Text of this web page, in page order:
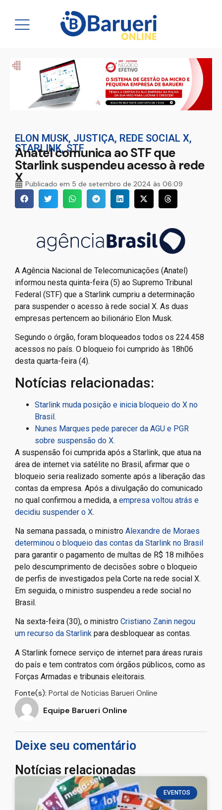
ELON MUSK, JUSTIÇA, REDE SOCIAL X,
STARLINK,STF
Anatel comunica ao STF que
Starlink suspendeu acesso à rede
X Publicado em 5 de setembro de 2024 às 06:09
A Agência Nacional de Telecomunicações (Anatel)
informou nesta quinta-feira (5) ao Supremo Tribunal
Federal (STF) que a Starlink cumpriu a determinação
para suspender o acesso à rede social X. As duas
empresas pertencem ao bilionário Elon Musk.
Segundo o órgão, foram bloqueados todos os 224.458
acessos no país. O bloqueio foi cumprido às 18h06
desta quarta-feira (4).
Notícias relacionadas:
Starlink muda posição e inicia bloqueio do X no
Brasil.
Nunes Marques pede parecer da AGU e PGR
sobre suspensão do X.
A suspensão foi cumprida após a Starlink, que atua na
área de internet via satélite no Brasil, afirmar que o
bloqueio seria realizado somente após a liberação das
contas da empresa. Após a divulgação do comunicado
no qual confirmou a medida, a empresa voltou atrás e
decidiu suspender o X.
Na semana passada, o ministro Alexandre de Moraes
determinou o bloqueio das contas da Starlink no Brasil
para garantir o pagamento de multas de R$ 18 milhões
pelo descumprimento de decisões sobre o bloqueio
de perfis de investigados pela Corte na rede social X.
Em seguida, o ministro suspendeu a rede social no
Brasil.
Na sexta-feira (30), o ministro Cristiano Zanin negou
um recurso da Starlink para desbloquear as contas.
A Starlink fornece serviço de internet para áreas rurais
do país e tem contratos com órgãos públicos, como as
Forças Armadas e tribunais eleitorais.
Fonte(s): Portal de Noticias Barueri Online
Equipe Barueri Online
Deixe seu comentário
Notícias relacionadas
EVENTOS